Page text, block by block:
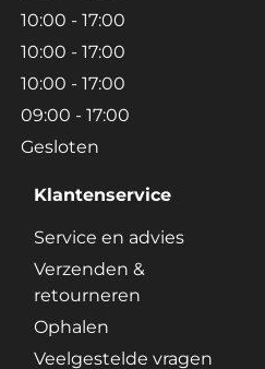
10:00 - 17:00
10:00 - 17:00
10:00 - 17:00
09:00 - 17:00
Gesloten
Klantenservice
Service en advies
Verzenden &
retourneren
Ophalen
Veelgestelde vragen